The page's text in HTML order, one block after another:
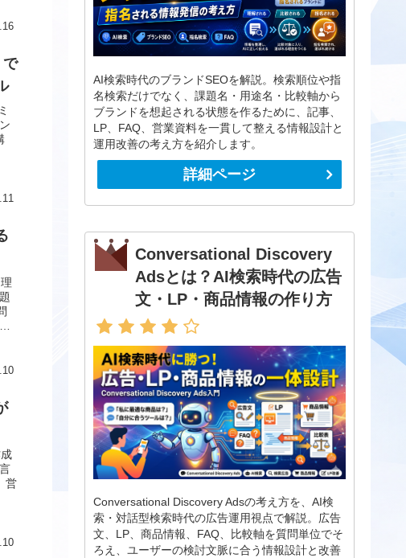
で
営
AI検索時代のブランドSEOを解説。検索順位や指
名検索だけでなく、課題名・用途名・比較軸から
ブランドを想起される状態を作るために、記事、
LP、FAQ、営業資料を一貫して整える情報設計と
運用改善の考え方を紹介します。
詳細ページ
Conversational Discovery
Adsとは？AI検索時代の広告
文・LP・商品情報の作り方
Conversational Discovery Adsの考え方を、AI検
索・対話型検索時代の広告運用視点で解説。広告
文、LP、商品情報、FAQ、比較軸を質問単位でそ
ろえ、ユーザーの検討文脈に合う情報設計と改善